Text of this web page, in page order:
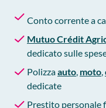
Conto corrente a
Mutuo Crédit
dedicato sulle
Polizzaauto, moto,
dedicate
Prestito personale